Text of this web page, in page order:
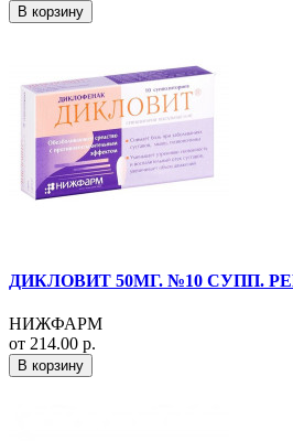
В корзину
ДИКЛОВИТ 50МГ. №10 СУПП.
НИЖФАРМ
от 214.00 р.
В корзину